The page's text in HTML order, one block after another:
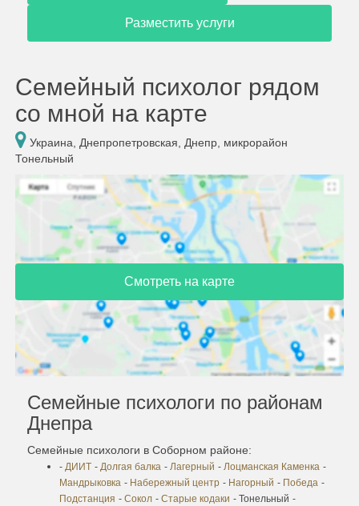
Разместить услуги
Семейный психолог рядом
со мной на карте
Украина, Днепропетровская, Днепр, микрорайон
Тонельный
Смотреть на карте
Семейные психологи по районам
Днепра
Семейные психологи в Соборном районе:
- ДИИТ - Долгая балка - Лагерный - Лоцманская Каменка -
Мандрыковка - Набережный центр - Нагорный - Победа -
Подстанция - Сокол - Старые кодаки - Тонельный -